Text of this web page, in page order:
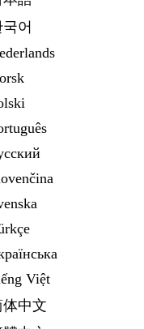
어
Việt
体中文